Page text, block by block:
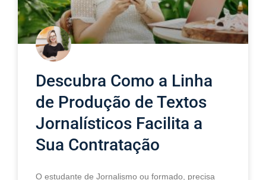
Descubra Como a Linha
de Produção de Textos
Jornalísticos Facilita a
Sua Contratação
O estudante de Jornalismo ou formado, precisa